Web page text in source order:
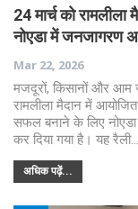
24 मार्च को रामलीला
नोएडा में जनजागरण
Mar 22, 2026
मजदूरों, किसानों और आम
रामलीला मैदान में
सफल बनाने के लिए
कर दिया गया है। यह रैली…
अधिक पढ़ें...